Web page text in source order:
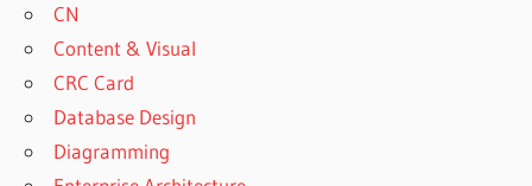
CN
Content & Visual
CRC Card
Database Design
Diagramming